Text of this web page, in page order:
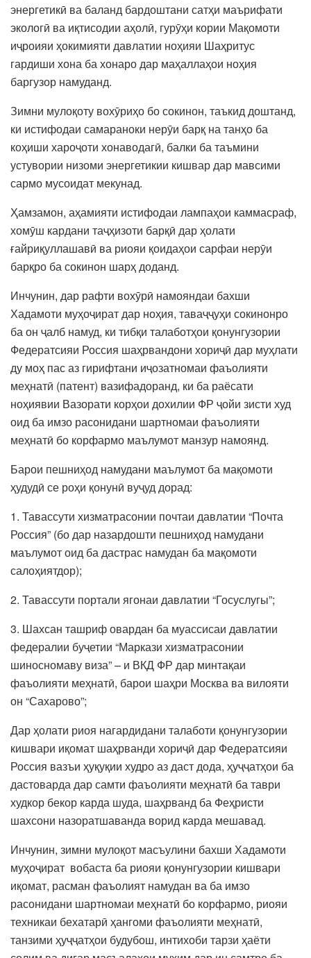
энергетикӣ ва баланд бардоштани сатҳи маърифати
экологӣ ва иқтисодии аҳолӣ, гурӯҳи кории Мақомоти
иҷроияи ҳокимияти давлатии ноҳияи Шаҳритус
гардиши хона ба хонаро дар маҳаллаҳои ноҳия
баргузор намуданд.
Зимни мулоқоту вохӯриҳо бо сокинон, таъкид доштанд,
ки истифодаи самараноки нерӯи барқ на танҳо ба
коҳиши хароҷоти хонаводагӣ, балки ба таъмини
устувории низоми энергетикии кишвар дар мавсими
сармо мусоидат мекунад.
Ҳамзамон, аҳамияти истифодаи лампаҳои каммасраф,
хомӯш кардани таҷҳизоти барқӣ дар ҳолати
ғайриқуллашавӣ ва риояи қоидаҳои сарфаи нерӯи
барқро ба сокинон шарҳ доданд.
Инчунин, дар рафти вохӯрӣ намояндаи бахши
Хадамоти муҳоҷират дар ноҳия, таваҷҷуҳи сокинонро
ба он ҷалб намуд, ки тибқи талаботҳои қонунгузории
Федератсияи Россия шаҳрвандони хориҷӣ дар муҳлати
ду моҳ пас аз гирифтани иҷозатномаи фаъолияти
меҳнатӣ (патент) вазифадоранд, ки ба раёсати
ноҳиявии Вазорати корҳои дохилии ФР ҷойи зисти худ
оид ба имзо расонидани шартномаи фаъолияти
меҳнатӣ бо корфармо маълумот манзур намоянд.
Барои пешниҳод намудани маълумот ба мақомоти
ҳудудӣ се роҳи қонунӣ вуҷуд дорад:
1. Тавассути хизматрасонии почтаи давлатии “Почта
Россия” (бо дар назардошти пешниҳод намудани
маълумот оид ба дастрас намудан ба мақомоти
салоҳиятдор);
2. Тавассути портали ягонаи давлатии “Госуслугы”;
3. Шахсан ташриф овардан ба муассисаи давлатии
федералии буҷетии “Маркази хизматрасонии
шиносномаву виза” – и ВКД ФР дар минтақаи
фаъолияти меҳнатӣ, барои шаҳри Москва ва вилояти
он “Сахарово”;
Дар ҳолати риоя нагардидани талаботи қонунгузории
кишвари иқомат шаҳрванди хориҷӣ дар Федератсияи
Россия вазъи ҳуқуқии худро аз даст дода, ҳуҷҷатҳои ба
дастоварда дар самти фаъолияти меҳнатӣ ба таври
худкор бекор карда шуда, шаҳрванд ба Феҳристи
шахсони назоратшаванда ворид карда мешавад.
Инчунин, зимни мулоқот масъулини бахши Хадамоти
муҳоҷират вобаста ба риояи қонунгузории кишвари
иқомат, расман фаъолият намудан ва ба имзо
расонидани шартномаи меҳнатӣ бо корфармо, риояи
техникаи бехатарӣ ҳангоми фаъолияти меҳнатӣ,
танзими ҳуҷҷатҳои будубош, интихоби тарзи ҳаёти